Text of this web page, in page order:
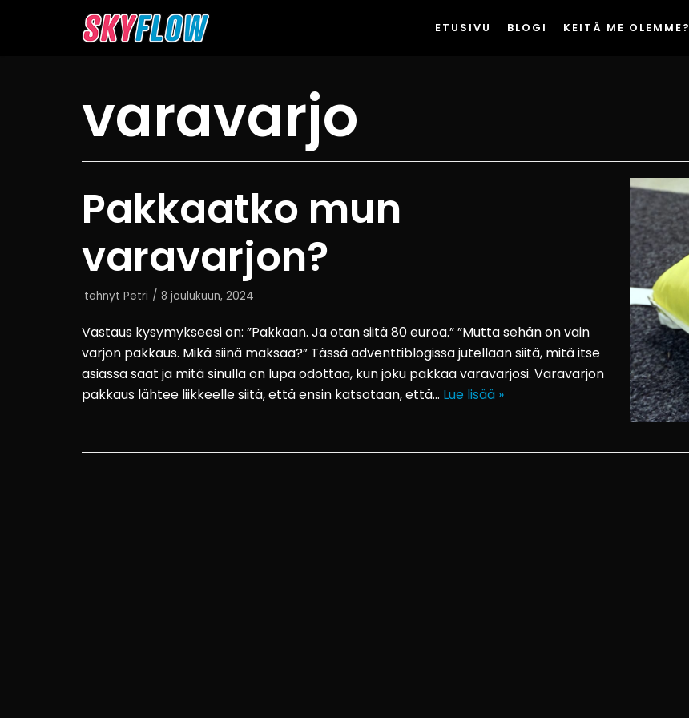
ETUSIVU BLOGI KEITÄ ME OLEMME?
varavarjo
Pakkaatko mun
varavarjon?
tehnyt Petri 8 joulukuun, 2024
Vastaus kysymykseesi on: ”Pakkaan. Ja otan siitä 80 euroa.” ”Mutta sehän on vain
varjon pakkaus. Mikä siinä maksaa?” Tässä adventtiblogissa jutellaan siitä, mitä itse
asiassa saat ja mitä sinulla on lupa odottaa, kun joku pakkaa varavarjosi. Varavarjon
pakkaus lähtee liikkeelle siitä, että ensin katsotaan, että… Lue lisää »